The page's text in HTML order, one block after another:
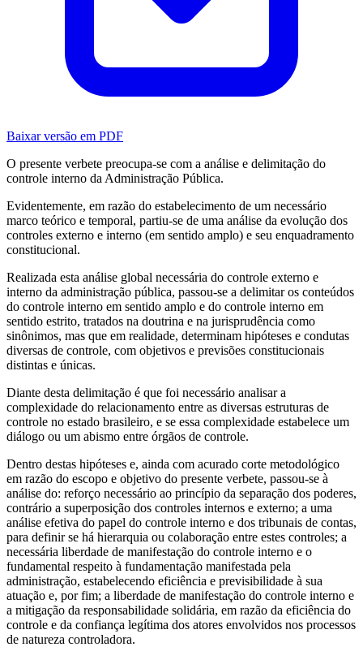
Baixar versão em PDF
O presente verbete preocupa-se com a análise e delimitação do
controle interno da Administração Pública.
Evidentemente, em razão do estabelecimento de um necessário
marco teórico e temporal, partiu-se de uma análise da evolução dos
controles externo e interno (em sentido amplo) e seu enquadramento
constitucional.
Realizada esta análise global necessária do controle externo e
interno da administração pública, passou-se a delimitar os conteúdos
do controle interno em sentido amplo e do controle interno em
sentido estrito, tratados na doutrina e na jurisprudência como
sinônimos, mas que em realidade, determinam hipóteses e condutas
diversas de controle, com objetivos e previsões constitucionais
distintas e únicas.
Diante desta delimitação é que foi necessário analisar a
complexidade do relacionamento entre as diversas estruturas de
controle no estado brasileiro, e se essa complexidade estabelece um
diálogo ou um abismo entre órgãos de controle.
Dentro destas hipóteses e, ainda com acurado corte metodológico
em razão do escopo e objetivo do presente verbete, passou-se à
análise do: reforço necessário ao princípio da separação dos poderes,
contrário a superposição dos controles internos e externo; a uma
análise efetiva do papel do controle interno e dos tribunais de contas,
para definir se há hierarquia ou colaboração entre estes controles; a
necessária liberdade de manifestação do controle interno e o
fundamental respeito à fundamentação manifestada pela
administração, estabelecendo eficiência e previsibilidade à sua
atuação e, por fim; a liberdade de manifestação do controle interno e
a mitigação da responsabilidade solidária, em razão da eficiência do
controle e da confiança legítima dos atores envolvidos nos processos
de natureza controladora.